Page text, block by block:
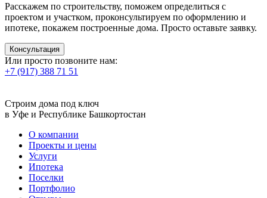
Расскажем по строительству, поможем определиться с
проектом и участком, проконсультируем по оформлению и
ипотеке, покажем построенные дома. Просто оставьте заявку.
Консультация
Или просто позвоните нам:
+7 (917) 388 71 51
Строим дома под ключ
в Уфе и Республике Башкортостан
О компании
Проекты и цены
Услуги
Ипотека
Поселки
Портфолио